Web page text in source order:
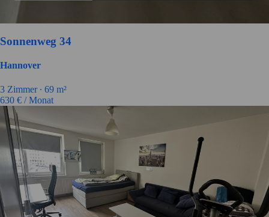
Sonnenweg 34
Hannover
3 Zimmer ∙ 69 m²
630 € / Monat